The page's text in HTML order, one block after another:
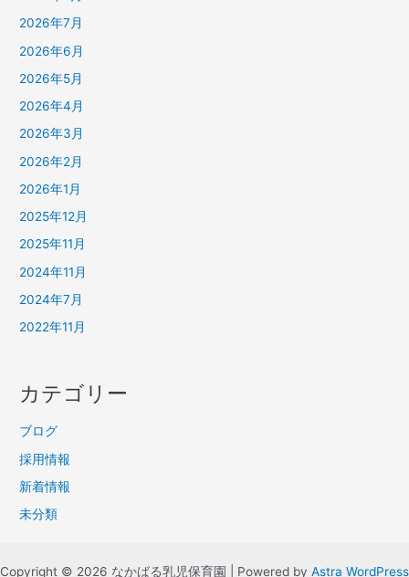
2026年7月
2026年6月
2026年5月
2026年4月
2026年3月
2026年2月
2026年1月
2025年12月
2025年11月
2024年11月
2024年7月
2022年11月
カテゴリー
ブログ
採用情報
新着情報
未分類
Copyright © 2026 なかばる乳児保育園 | Powered by Astra WordPress